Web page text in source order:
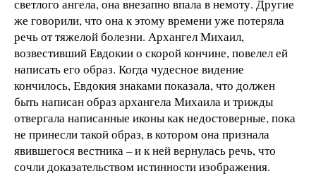
светлого ангела, она внезапно впала в немоту. Другие
же говорили, что она к этому времени уже потеряла
речь от тяжелой болезни. Архангел Михаил,
возвестивший Евдокии о скорой кончине, повелел ей
написать его образ. Когда чудесное видение
кончилось, Евдокия знаками показала, что должен
быть написан образ архангела Михаила и трижды
отвергала написанные иконы как недостоверные, пока
не принесли такой образ, в котором она признала
явившегося вестника – и к ней вернулась речь, что
сочли доказательством истинности изображения.